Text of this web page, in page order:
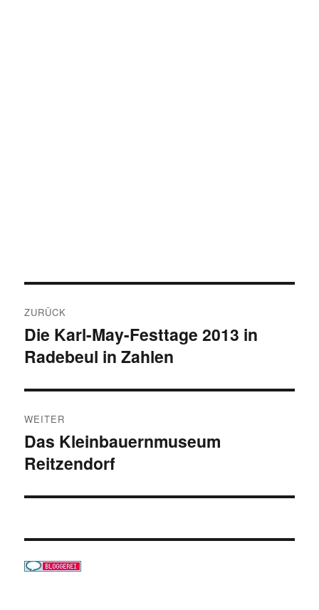
ZURÜCK
Vorheriger
Beitrag:
Die Karl-May-Festtage 2013 in
Radebeul in Zahlen
WEITER
Nächster
Beitrag:
Das Kleinbauernmuseum
Reitzendorf